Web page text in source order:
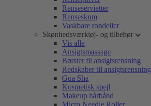
Renseservietter
Renseskum
Vaskbare rondeller
Skønhedsværktøj- og tilbehør
Vis alle
Ansigtsmassage
Børster til ansigtsrensning
Redskaber til ansigtsrensning
Gua Sha
Kosmetisk spejl
Makeup hårbånd
Micro Needle Roller